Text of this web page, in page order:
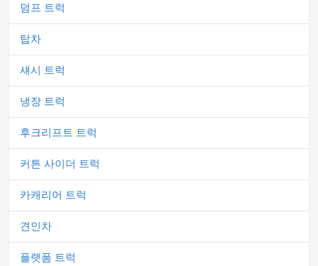
덤프 트럭
탑차
섀시 트럭
냉장 트럭
후크리프트 트럭
커튼 사이더 트럭
카캐리어 트럭
견인차
플랫폼 트럭